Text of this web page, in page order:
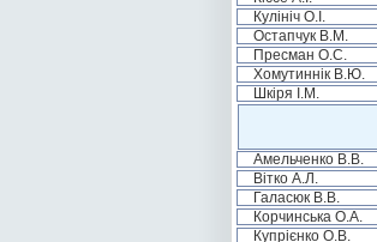
Кулініч О.І.
Остапчук В.М.
Пресман О.С.
Хомутиннік В.Ю.
Шкіря І.М.
Амельченко В.В.
Вітко А.Л.
Галасюк В.В.
Корчинська О.А.
Купрієнко О.В.